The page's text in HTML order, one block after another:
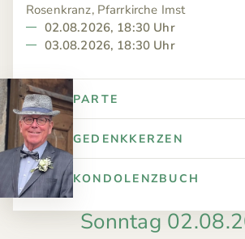
PARTE
GEDENKKERZEN
KONDOLENZBUCH
Rosenkranz, Pfarrkirche Imst
02.08.2026, 18:30 Uhr
03.08.2026, 18:30 Uhr
Sonntag